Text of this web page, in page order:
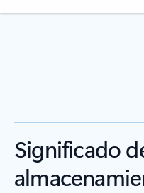
Significado